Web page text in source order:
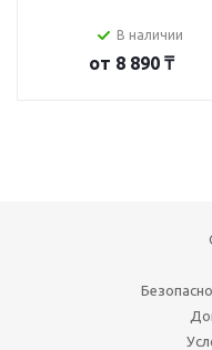
В наличии
от 8 890 ₸